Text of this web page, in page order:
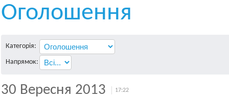
Оголошення
Категорія:
Напрямок:
30 Вересня 2013 17:22